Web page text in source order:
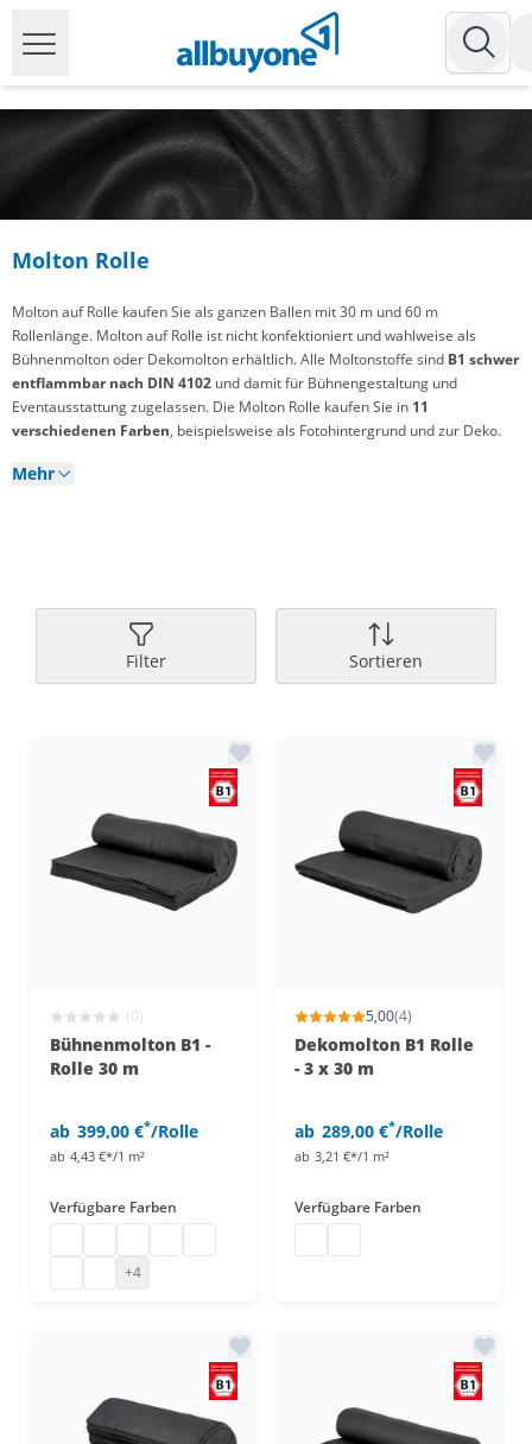
Molton Rolle
Molton auf Rolle kaufen Sie als ganzen Ballen mit 30 m und 60 m
Rollenlänge. Molton auf Rolle ist nicht konfektioniert und wahlweise als
Bühnenmolton oder Dekomolton erhältlich. Alle Moltonstoffe sind B1 schwer
entflammbar nach DIN 4102 und damit für Bühnengestaltung und
Eventausstattung zugelassen. Die Molton Rolle kaufen Sie in 11
verschiedenen Farben, beispielsweise als Fotohintergrund und zur Deko.
Mehr
Filter Sortieren
(0)
Bühnenmolton B1 -
Rolle 30 m
ab 399,00 €*/Rolle
ab 4,43 €*/1 m²
Verfügbare Farben
B1 MoltonBühnen Molton Stoff
+4
5,00(4)
Dekomolton B1 Rolle
- 3 x 30 m
ab 289,00 €*/Rolle
ab 3,21 €*/1 m²
Verfügbare Farben